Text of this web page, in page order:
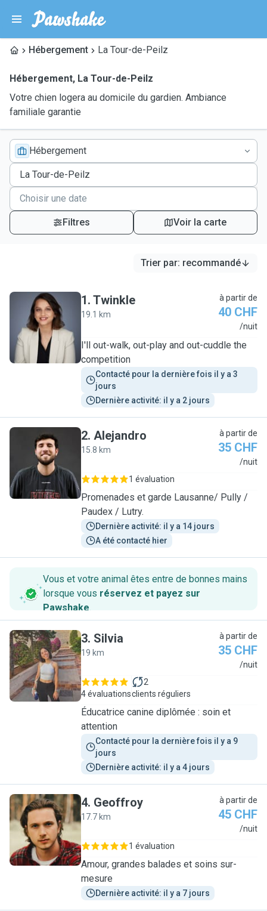
Hébergement La Tour-de-Peilz
Hébergement, La Tour-de-Peilz
Votre chien logera au domicile du gardien. Ambiance
familiale garantie
Hébergement
Filtres Voir la carte
Trier par: recommandé
T
1. Twinkle
19.1 km
à partir de
40 CHF
/nuit
I'll out-walk, out-play and out-cuddle the
competition
Contacté pour la dernière fois il y a 3
jours
Dernière activité: il y a 2 jours
A
2. Alejandro
15.8 km
à partir de
35 CHF
/nuit
1 évaluation
Promenades et garde Lausanne/ Pully /
Paudex / Lutry.
Dernière activité: il y a 14 jours
A été contacté hier
Vous et votre animal êtes entre de bonnes mains
lorsque vous réservez et payez sur
Pawshake.
S
3. Silvia
19 km
à partir de
35 CHF
/nuit
4 évaluations
2
clients réguliers
Éducatrice canine diplômée : soin et
attention
Contacté pour la dernière fois il y a 9
jours
Dernière activité: il y a 4 jours
G
4. Geoffroy
17.7 km
à partir de
45 CHF
/nuit
1 évaluation
Amour, grandes balades et soins sur-
mesure
Dernière activité: il y a 7 jours